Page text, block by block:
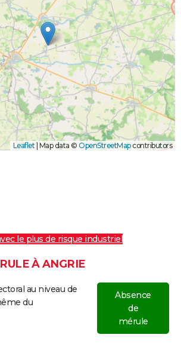
Leaflet Map data © OpenStreetMapcontributors
le plus de risque industriel
À ANGRIE
au niveau de
du
Absence
de
mérule